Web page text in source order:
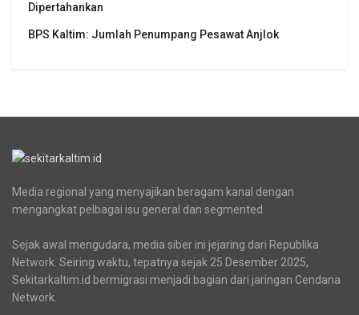
Dipertahankan
BPS Kaltim: Jumlah Penumpang Pesawat Anjlok
Media regional yang menyajikan beragam kanal dengan
mengangkat pelbagai isu general dan segmented.
Sejak awal mengudara, media siber ini jejaring dari Republika
Network. Seiring waktu, tepatnya sejak 25 Desember 2025,
Sekitarkaltim.id bermigrasi menjadi bagian dari jaringan Cendana
Network.